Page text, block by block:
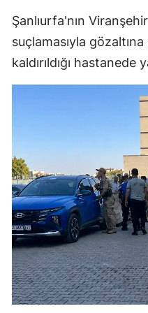
Şanlıurfa'nın
suçlamasıyla
kaldırıldığı hastanede